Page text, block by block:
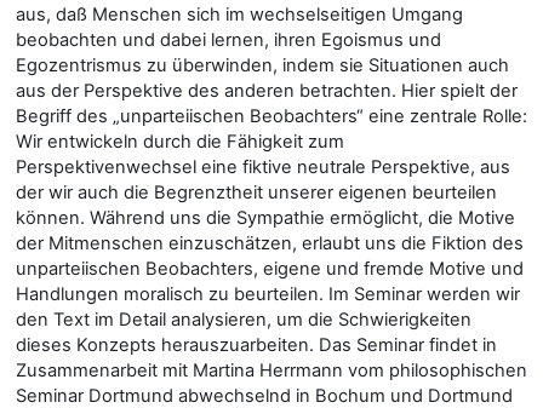
aus, daß Menschen sich im wechselseitigen Umgang
beobachten und dabei lernen, ihren Egoismus und
Egozentrismus zu überwinden, indem sie Situationen auch
aus der Perspektive des anderen betrachten. Hier spielt der
Begriff des „unparteiischen Beobachters“ eine zentrale Rolle:
Wir entwickeln durch die Fähigkeit zum
Perspektivenwechsel eine fiktive neutrale Perspektive, aus
der wir auch die Begrenztheit unserer eigenen beurteilen
können. Während uns die Sympathie ermöglicht, die Motive
der Mitmenschen einzuschätzen, erlaubt uns die Fiktion des
unparteiischen Beobachters, eigene und fremde Motive und
Handlungen moralisch zu beurteilen. Im Seminar werden wir
den Text im Detail analysieren, um die Schwierigkeiten
dieses Konzepts herauszuarbeiten. Das Seminar findet in
Zusammenarbeit mit Martina Herrmann vom philosophischen
Seminar Dortmund abwechselnd in Bochum und Dortmund